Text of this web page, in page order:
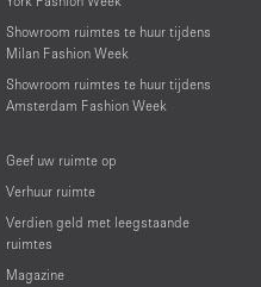
Showroom ruimtes te huur tijdens
Milan Fashion Week
Showroom ruimtes te huur tijdens
Amsterdam Fashion Week
Geef uw ruimte op
Verhuur ruimte
Verdien geld met leegstaande
ruimtes
Magazine